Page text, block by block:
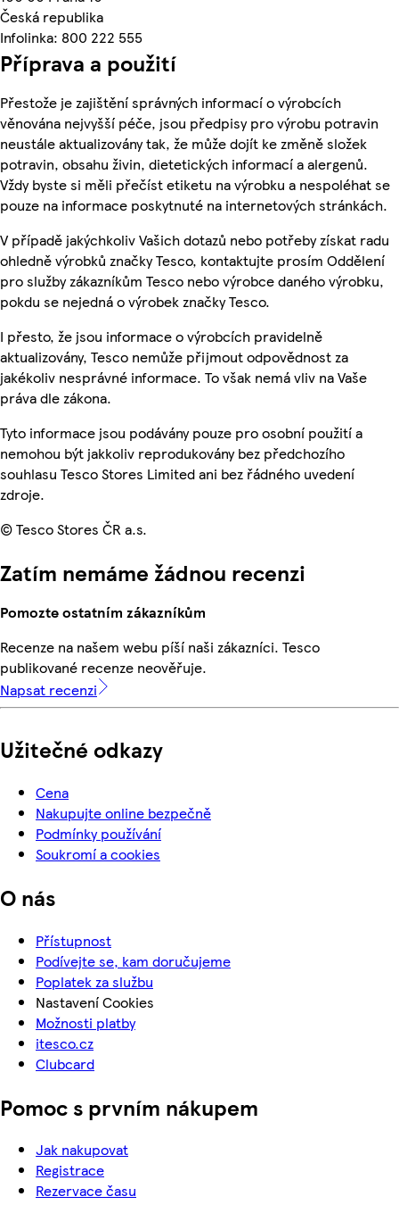
Česká republika
Infolinka: 800 222 555
Příprava a použití
Přestože je zajištění správných informací o výrobcích
věnována nejvyšší péče, jsou předpisy pro výrobu potravin
neustále aktualizovány tak, že může dojít ke změně složek
potravin, obsahu živin, dietetických informací a alergenů.
Vždy byste si měli přečíst etiketu na výrobku a nespoléhat se
pouze na informace poskytnuté na internetových stránkách.
V případě jakýchkoliv Vašich dotazů nebo potřeby získat radu
ohledně výrobků značky Tesco, kontaktujte prosím Oddělení
pro služby zákazníkům Tesco nebo výrobce daného výrobku,
pokdu se nejedná o výrobek značky Tesco.
I přesto, že jsou informace o výrobcích pravidelně
aktualizovány, Tesco nemůže přijmout odpovědnost za
jakékoliv nesprávné informace. To však nemá vliv na Vaše
práva dle zákona.
Tyto informace jsou podávány pouze pro osobní použití a
nemohou být jakkoliv reprodukovány bez předchozího
souhlasu Tesco Stores Limited ani bez řádného uvedení
zdroje.
© Tesco Stores ČR a.s.
Zatím nemáme žádnou recenzi
Pomozte ostatním zákazníkům
Recenze na našem webu píší naši zákazníci. Tesco
publikované recenze neověřuje.
Napsat recenzi
Užitečné odkazy
Cena
Nakupujte online bezpečně
Podmínky používání
Soukromí a cookies
O nás
Přístupnost
Podívejte se, kam doručujeme
Poplatek za službu
Nastavení Cookies
Možnosti platby
itesco.cz
Clubcard
Pomoc s prvním nákupem
Jak nakupovat
Registrace
Rezervace času